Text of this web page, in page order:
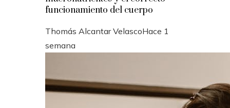
funcionamiento del cuerpo
Thomás Alcantar VelascoHace 1
semana